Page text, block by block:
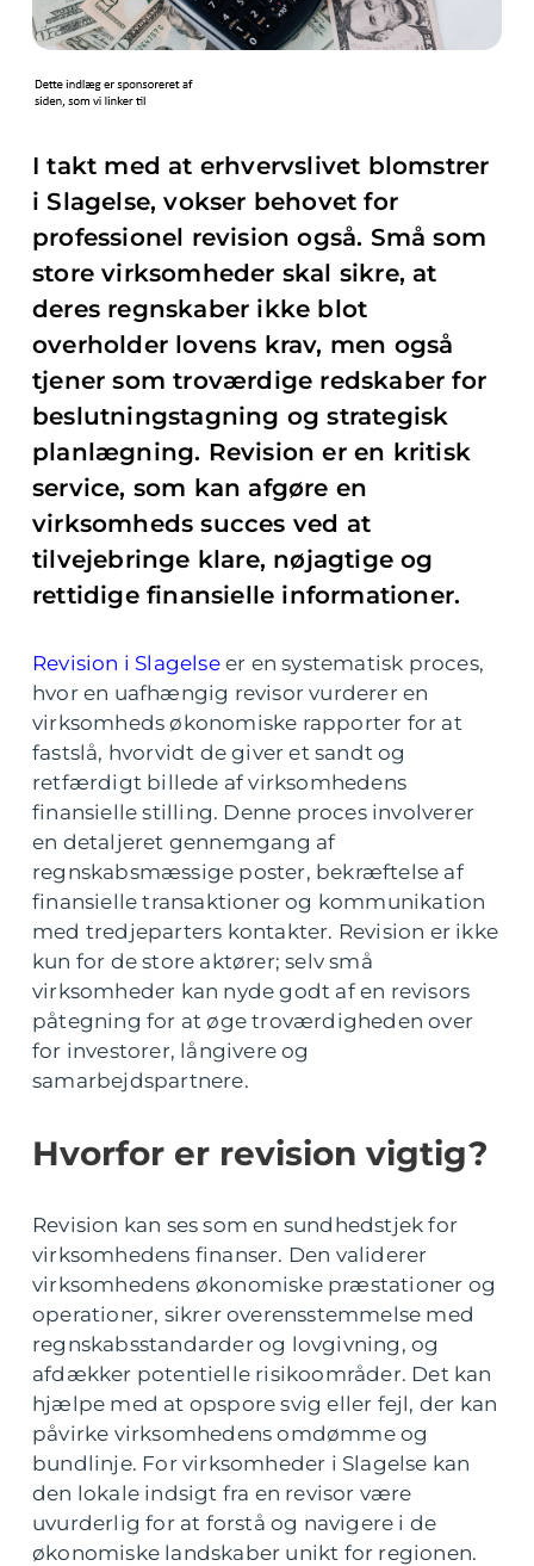
I takt med at erhvervslivet blomstrer
i Slagelse, vokser behovet for
professionel revision også. Små som
store virksomheder skal sikre, at
deres regnskaber ikke blot
overholder lovens krav, men også
tjener som troværdige redskaber for
beslutningstagning og strategisk
planlægning. Revision er en kritisk
service, som kan afgøre en
virksomheds succes ved at
tilvejebringe klare, nøjagtige og
rettidige finansielle informationer.
Revision i Slagelseer en systematisk proces,
hvor en uafhængig revisor vurderer en
virksomheds økonomiske rapporter for at
fastslå, hvorvidt de giver et sandt og
retfærdigt billede af virksomhedens
finansielle stilling. Denne proces involverer
en detaljeret gennemgang af
regnskabsmæssige poster, bekræftelse af
finansielle transaktioner og kommunikation
med tredjeparters kontakter. Revision er ikke
kun for de store aktører; selv små
virksomheder kan nyde godt af en revisors
påtegning for at øge troværdigheden over
for investorer, långivere og
samarbejdspartnere.
Hvorfor er revision vigtig?
Revision kan ses som en sundhedstjek for
virksomhedens finanser. Den validerer
virksomhedens økonomiske præstationer og
operationer, sikrer overensstemmelse med
regnskabsstandarder og lovgivning, og
afdækker potentielle risikoområder. Det kan
hjælpe med at opspore svig eller fejl, der kan
påvirke virksomhedens omdømme og
bundlinje. For virksomheder i Slagelse kan
den lokale indsigt fra en revisor være
uvurderlig for at forstå og navigere i de
økonomiske landskaber unikt for regionen.